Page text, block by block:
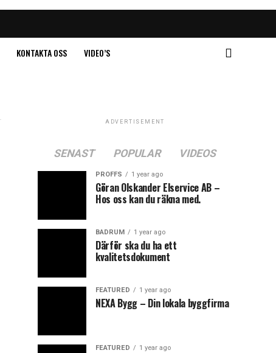
KONTAKTA OSS VIDEO’S
ADVERTISEMENT
SENAST POPULAR VIDEOS
PROFFS 1 year ago
Göran Olskander Elservice AB –
Hos oss kan du räkna med.
BADRUM 1 year ago
Därför ska du ha ett
kvalitetsdokument
FEATURED 1 year ago
NEXA Bygg – Din lokala byggfirma
FEATURED 1 year ago